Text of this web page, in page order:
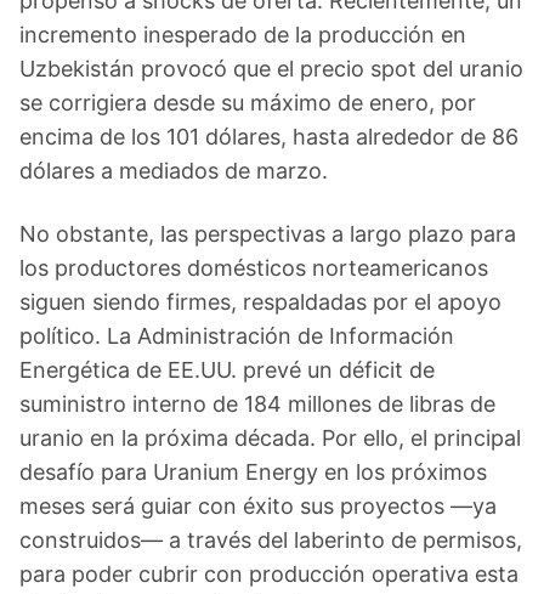
incremento inesperado de la producción en
Uzbekistán provocó que el precio spot del uranio
se corrigiera desde su máximo de enero, por
encima de los 101 dólares, hasta alrededor de 86
dólares a mediados de marzo.
No obstante, las perspectivas a largo plazo para
los productores domésticos norteamericanos
siguen siendo firmes, respaldadas por el apoyo
político. La Administración de Información
Energética de EE.UU. prevé un déficit de
suministro interno de 184 millones de libras de
uranio en la próxima década. Por ello, el principal
desafío para Uranium Energy en los próximos
meses será guiar con éxito sus proyectos —ya
construidos— a través del laberinto de permisos,
para poder cubrir con producción operativa esta